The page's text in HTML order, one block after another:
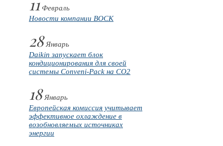
11 Февраль
Новости компании BOCK
28Январь
Daikin запускает блок
кондиционирования для своей
системы Conveni-Pack на CO2
18Январь
Европейская комиссия учитывает
эффективное охлаждение в
возобновляемых источниках
энергии